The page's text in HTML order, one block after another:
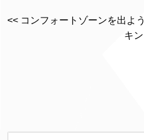
<< コンフォートゾーンを出よ
キ